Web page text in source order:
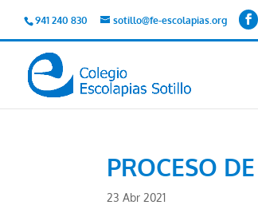
941 240 830 sotillo@fe-escolapias.org
PROCESO
23 Abr 2021